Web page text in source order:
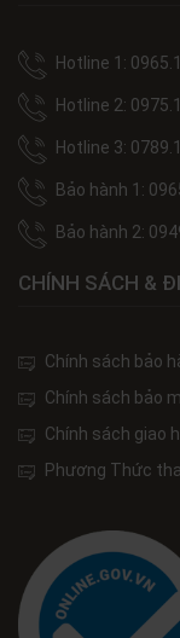
Hotline 1:
Hotline 2:
Hotline 3:
Bảo hành 1:
Bảo hành 2:
CHÍNH SÁCH &
Chính sách bảo
Chính sách bảo
Chính sách giao
Phương Thức